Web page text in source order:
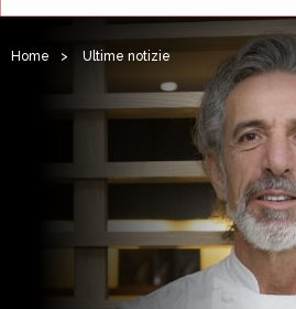
Home > Ultime notizie